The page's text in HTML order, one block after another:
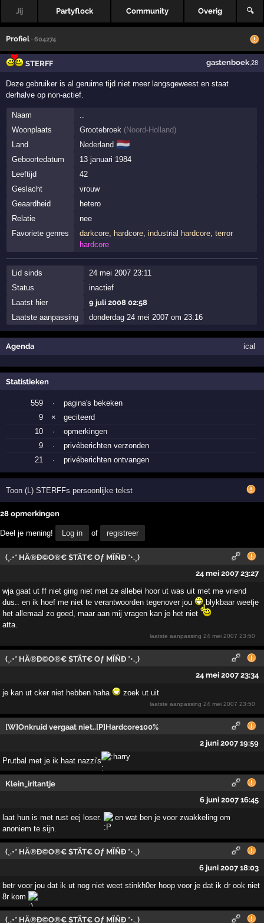
Jij Partyflock Community Overig 🔍
Profiel · 604274
STERFF gastenboek,28
Deze gebruiker is al geruime tijd niet meer langsgeweest en staat
derhalve op non-actief.
Naam
Woonplaats
Grootebroek (Noord-Holland)
Land
Nederland 🇳🇱
Geboortedatum
13 januari 1984
Leeftijd
42
Geslacht
vrouw
Geaardheid
hetero
Relatie
nee
Favoriete genres
darkcore, hardcore, industrial hardcore, terror
hardcore
Lid sinds
24 mei 2007 23:11
Status
inactief
Laatst hier
9 juli 2008 02:58
Laatste aanpassing
donderdag 24 mei 2007 om 23:16
Agenda ical
Statistieken
559 ·
pagina's bekeken
9
×
geciteerd
10
·
opmerkingen
9
·
privéberichten verzonden
21
· privéberichten ontvangen
Toon (L) STERFFs persoonlijke tekst
28 opmerkingen
Deel je mening! Log in of registreer
(¸.•* HÄ®Ð©O®€ $TÄT€ Oƒ MÏÑÐ *•.¸)
24 mei 2007 23:27
wja gaat ut ff niet ging niet met ze allebei hoor ut was uit met me vriend
dus.. en ik hoef me niet te verantwoorden tegenover jou
blykbaar weetje
het allemaal zo goed, maar aan mij vragen kan je het niet
atta.
laatste aanpassing24 mei 2007 23:50
(¸.•* HÄ®Ð©O®€ $TÄT€ Oƒ MÏÑÐ *•.¸)
24 mei 2007 23:34
je kan ut cker niet hebben haha zoek ut uit
laatste aanpassing24 mei 2007 23:50
[W]Onkruid vergaat niet..[P]Hardcore100%
2 juni 2007 19:59
Prutbal met je ik haat nazzi's
Klein_iritantje
6 juni 2007 16:45
laat hun is met rust eej loser.
en wat ben je voor zwakkeling om
anoniem te sijn.
(¸.•* HÄ®Ð©O®€ $TÄT€ Oƒ MÏÑÐ *•.¸)
6 juni 2007 18:03
betr voor jou dat ik ut nog niet weet stinkh0er hoop voor je dat ik dr ook niet
8r kom
(¸.•* HÄ®Ð©O®€ $TÄT€ Oƒ MÏÑÐ *•.¸)